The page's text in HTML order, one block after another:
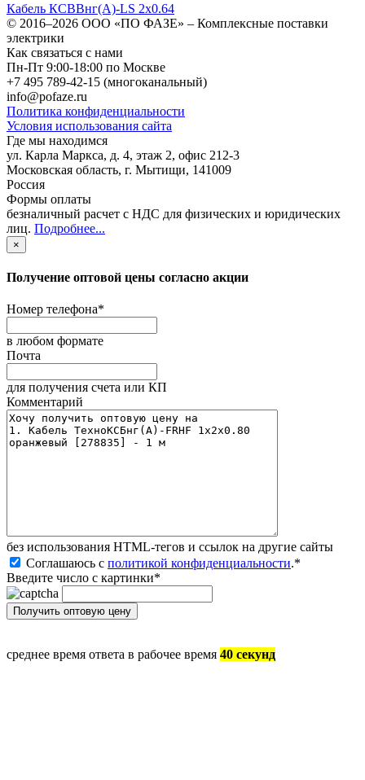
Кабель КСВВнг(A)-LS 2х0.64
© 2016–2026 ООО «ПО ФАЗЕ» – Комплексные поставки
электрики
Как связаться с нами
Пн-Пт 9:00-18:00 по Москве
+7 495 789-42-15 (многоканальный)
info@pofaze.ru
Политика конфиденциальности
Условия использования сайта
Где мы находимся
ул. Карла Маркса, д. 4, этаж 2, офис 212-3
Московская область, г. Мытищи, 141009
Россия
Формы оплаты
безналичный расчет с НДС для физических и юридических
лиц. Подробнее...
×
Получение оптовой цены согласно акции
Номер телефона*
в любом формате
Почта
для получения счета или КП
Комментарий
без иcпользования HTML-тегов и ссылок на другие сайты
Соглашаюсь с политикой конфиденциальности.*
Введите число с картинки*
среднее время ответа в рабочее время 40 секунд